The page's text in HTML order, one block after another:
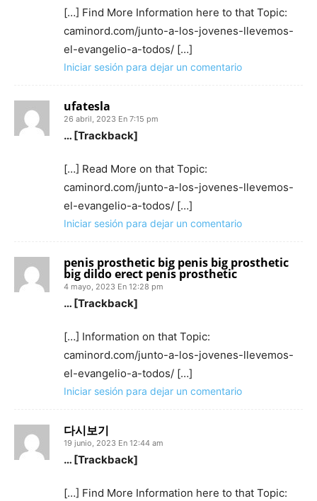
[…] Find More Information here to that Topic:
caminord.com/junto-a-los-jovenes-llevemos-
el-evangelio-a-todos/ […]
Iniciar sesión para dejar un comentario
ufatesla
26 abril, 2023 En 7:15 pm
… [Trackback]
[…] Read More on that Topic:
caminord.com/junto-a-los-jovenes-llevemos-
el-evangelio-a-todos/ […]
Iniciar sesión para dejar un comentario
penis prosthetic big penis big prosthetic
big dildo erect penis prosthetic
4 mayo, 2023 En 12:28 pm
… [Trackback]
[…] Information on that Topic:
caminord.com/junto-a-los-jovenes-llevemos-
el-evangelio-a-todos/ […]
Iniciar sesión para dejar un comentario
다시보기
19 junio, 2023 En 12:44 am
… [Trackback]
[…] Find More Information here to that Topic: